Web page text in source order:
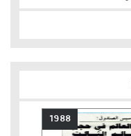
1988